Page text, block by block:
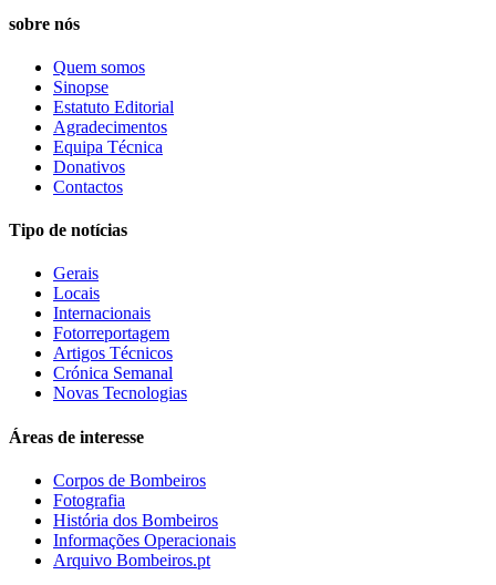
sobre nós
Quem somos
Sinopse
Estatuto Editorial
Agradecimentos
Equipa Técnica
Donativos
Contactos
Tipo de notícias
Gerais
Locais
Internacionais
Fotorreportagem
Artigos Técnicos
Crónica Semanal
Novas Tecnologias
Áreas de interesse
Corpos de Bombeiros
Fotografia
História dos Bombeiros
Informações Operacionais
Arquivo Bombeiros.pt